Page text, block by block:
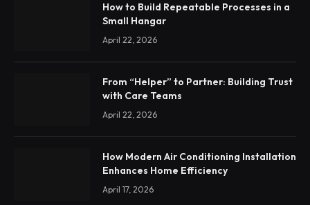
How to Build Repeatable Processes in a
Small Hangar
April 22, 2026
From “Helper” to Partner: Building Trust
with Care Teams
April 22, 2026
How Modern Air Conditioning Installation
Enhances Home Efficiency
April 17, 2026